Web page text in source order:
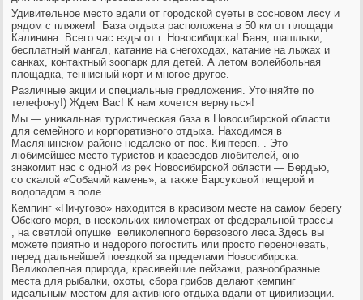
Удивительное место вдали от городской суеты в сосновом лесу и
рядом с пляжем! База отдыха расположена в 50 км от площади
Калинина. Всего час езды от г. Новосибирска! Баня, шашлыки,
бесплатный мангал, катание на снегоходах, катание на лыжах и
санках, контактный зоопарк для детей. А летом волейбольная
площадка, теннисный корт и многое другое.
Различные акции и специальные предложения. Уточняйте по
телефону!) Ждем Вас! К нам хочется вернуться!
Мы — уникальная туристическая база в Новосибирской области
для семейного и корпоративного отдыха. Находимся в
Маслянинском районе недалеко от пос. Кинтереп. . Это
любимейшее место туристов и краеведов-любителей, оно
знакомит нас с одной из рек Новосибирской области — Бердью,
со скалой «Собачий камень», а также Барсуковой пещерой и
водопадом в поле.
Кемпинг «Пичугово» находится в красивом месте на самом берегу
Обского моря, в нескольких километрах от федеральной трассы
, на светлой опушке великолепного березового леса.Здесь вы
можете приятно и недорого погостить или просто переночевать,
перед дальнейшей поездкой за пределами Новосибирска.
Великолепная природа, красивейшие пейзажи, разнообразные
места для рыбалки, охоты, сбора грибов делают кемпинг
идеальным местом для активного отдыха вдали от цивилизации.